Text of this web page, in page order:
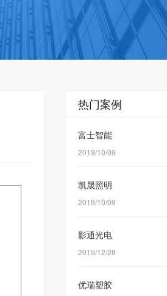
热门案例
富士智能
2019/10/09
凯晟照明
2019/10/09
影通光电
2019/12/28
优瑞塑胶